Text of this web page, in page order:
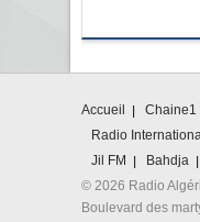
Accueil Chaine1
Radio
Jil FM
Bahdja
© 2026 Radio
Boulevard des